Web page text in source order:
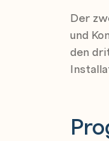
Der
und
den